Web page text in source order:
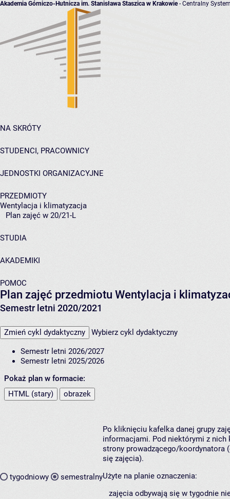
Akademia Górniczo-Hutnicza im. Stanisława Staszica w Krakowie- Centralny
NA SKRÓTY
STUDENCI, PRACOWNICY
JEDNOSTKI ORGANIZACYJNE
PRZEDMIOTY
Wentylacja i klimatyzacja
Plan zajęć w 20/21-L
STUDIA
AKADEMIKI
POMOC
Plan zajęć przedmiotu Wentylacja i
Semestr letni 2020/2021
Zmień cykl dydaktyczny Wybierz cykl dydaktyczny
Semestr letni 2026/2027
Semestr letni 2025/2026
Pokaż plan w formacie:
HTML (stary)
obrazek
tygodniowy semestralny
Po kliknięciu kafelka danej grupy
informacjami. Pod niektórymi z nich
strony prowadzącego/koordynatora
się zajęcia).
Użyte na planie oznaczenia:
zajęcia odbywają się w tygodnie